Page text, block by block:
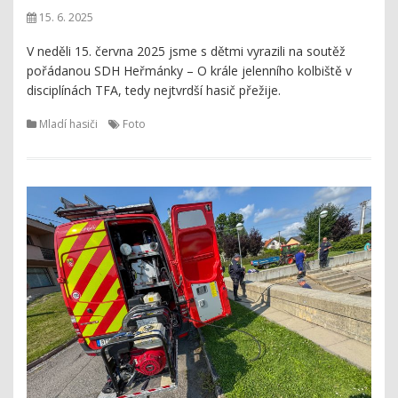
15. 6. 2025
V neděli 15. června 2025 jsme s dětmi vyrazili na soutěž
pořádanou SDH Heřmánky – O krále jelenního kolbiště v
disciplínách TFA, tedy nejtvrdší hasič přežije.
Mladí hasiči Foto